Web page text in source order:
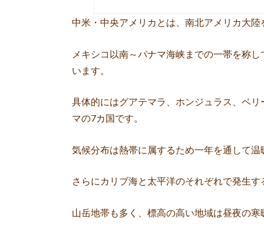
中米・中央アメリカとは、南北アメリカ大
メキシコ以南～パナマ海峡までの一帯を称
います。
具体的にはグアテマラ、ホンジュラス、ベ
マの7カ国です。
気候分布は熱帯に属するため一年を通して温
さらにカリブ海と太平洋のそれぞれで発生
山岳地帯も多く、標高の高い地域は昼夜の